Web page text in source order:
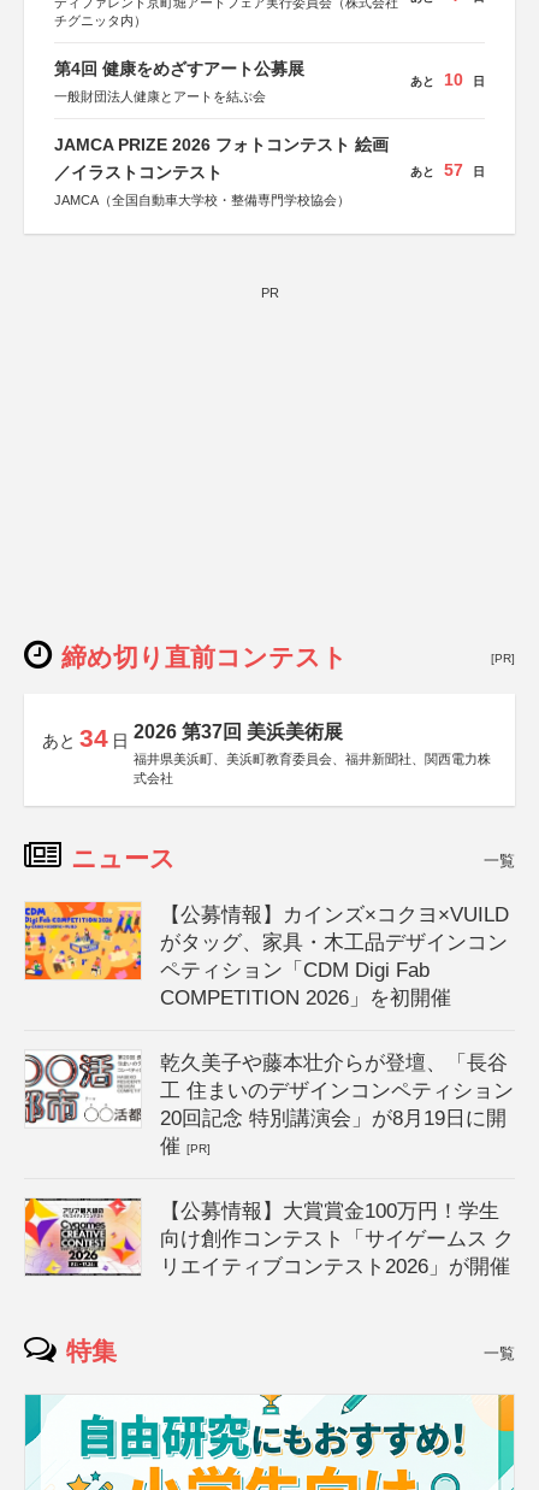
チグニッタ内）
第4回 健康をめざすアート公募展
一般財団法人健康とアートを結ぶ会
あと 10 日
JAMCA PRIZE 2026 フォトコンテスト 絵画
／イラストコンテスト
JAMCA（全国自動車大学校・整備専門学校協会）
あと 57 日
PR
締め切り直前コンテスト [PR]
あと 34 日 2026 第37回 美浜美術展
福井県美浜町、美浜町教育委員会、福井新聞社、関西電力株
式会社
ニュース 一覧
【公募情報】カインズ×コクヨ×VUILD
がタッグ、家具・木工品デザインコン
ペティション「CDM Digi Fab
COMPETITION 2026」を初開催
乾久美子や藤本壮介らが登壇、「長谷
工 住まいのデザインコンペティション
20回記念 特別講演会」が8月19日に開
催[PR]
【公募情報】大賞賞金100万円！学生
向け創作コンテスト「サイゲームス ク
リエイティブコンテスト2026」が開催
特集 一覧